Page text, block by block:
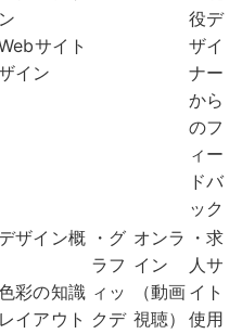
Webサイト
イン
役デ
ザイ
ナー
から
のフ
ィー
ドバ
ック
デザイン概
色彩の知識
イアウト
・グ
ラフ
ィッ
クデ
オンラ
イン
（動画
視聴）
・求
人サ
イト
使用